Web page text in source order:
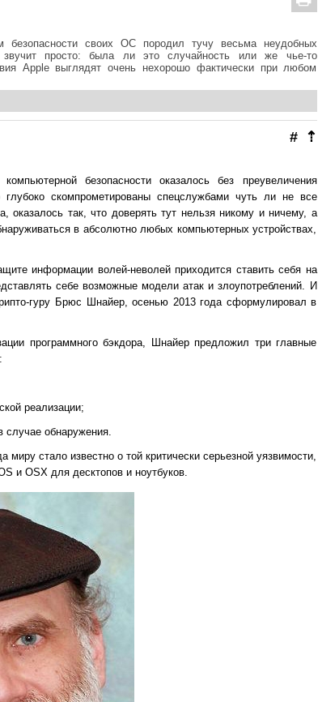
безопасности своих ОС породил тучу весьма неудобных
просто: была ли это случайность или же чье-то
Apple выглядят очень нехорошо фактически при любом
⇡
#
безопасности оказалось без преувеличения
скомпрометированы спецслужбами чуть ли не все
так, что доверять тут нельзя никому и ничему, а
в абсолютно любых компьютерных устройствах,
информации волей-неволей приходится ставить себя на
себе возможные модели атак и злоупотреблений. И
гуру Брюс Шнайер, осенью 2013 года сформулировал в
программного бэкдора, Шнайер предложил три главные
реализации;
случае обнаружения.
стало известно о той критически серьезной уязвимости,
и OSX для десктопов и ноутбуков.